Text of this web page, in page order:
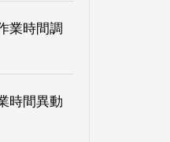
業時間調
時間異動